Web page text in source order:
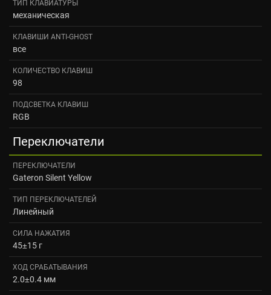
ТИП КЛАВИАТУРЫ
механическая
КЛАВИШИ ANTI-GHOST
все
КОЛИЧЕСТВО КЛАВИШ
98
ПОДСВЕТКА КЛАВИШ
RGB
Переключатели
ПЕРЕКЛЮЧАТЕЛИ
Gateron Silent Yellow
ТИП ПЕРЕКЛЮЧАТЕЛЕЙ
Линейный
СИЛА НАЖАТИЯ
45±15 г
ХОД СРАБАТЫВАНИЯ
2.0±0.4 мм